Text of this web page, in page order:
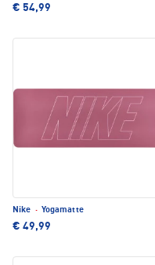
€ 54,99
Nike · Yogamatte
€ 49,99